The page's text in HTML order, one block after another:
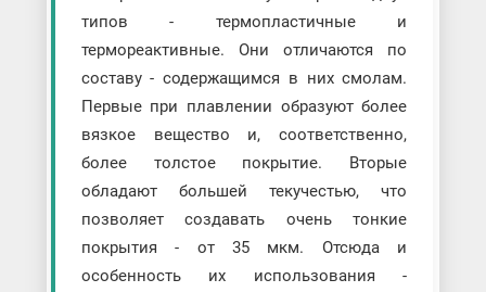
типов - термопластичные и
термореактивные. Они отличаются по
составу - содержащимся в них смолам.
Первые при плавлении образуют более
вязкое вещество и, соответственно,
более толстое покрытие. Вторые
обладают большей текучестью, что
позволяет создавать очень тонкие
покрытия - от 35 мкм. Отсюда и
особенность их использования -